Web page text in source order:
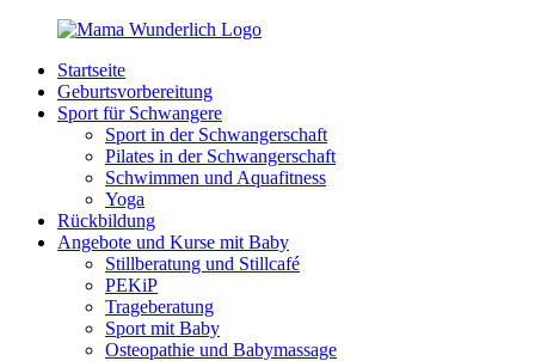
Zurück
Inhalt
MamaWunderlich.de
Mutti
sein
wunderbar!
Startseite
Geburtsvorbereitung
Sport für Schwangere
Sport in der Schwangerschaft
Pilates in der Schwangerschaft
Schwimmen und Aquafitness
Yoga
Rückbildung
Angebote und Kurse mit Baby
Stillberatung und Stillcafé
PEKiP
Trageberatung
Sport mit Baby
Osteopathie und Babymassage